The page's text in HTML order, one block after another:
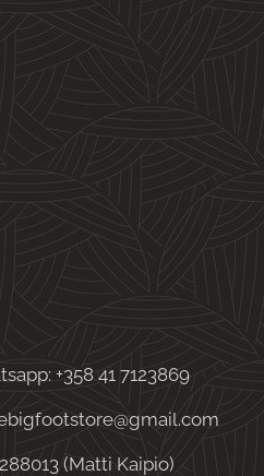
+358 41 7123869
(Matti Kaipio)